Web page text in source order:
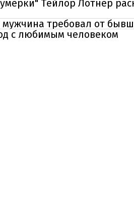
Тейлор Лотнер
требовал от
с любимым человеком